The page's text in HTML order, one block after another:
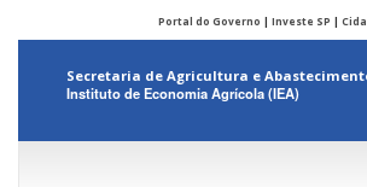
Portal do Governo | Investe SP |
Secretaria de Agricultura e
Instituto de Economia Agrícola (IEA)